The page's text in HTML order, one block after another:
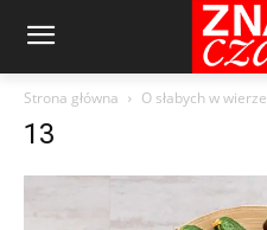
Strona główna O słabych w wierze
13